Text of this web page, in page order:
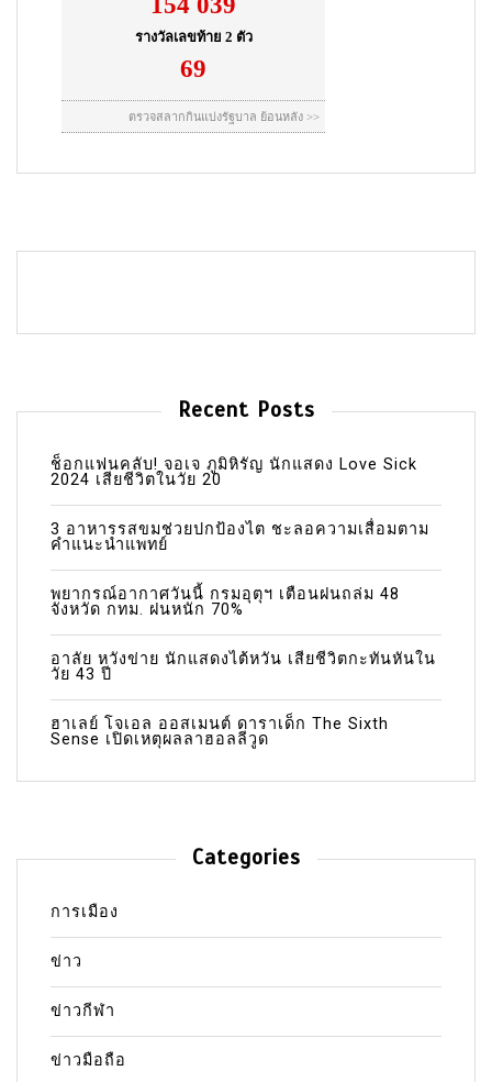
Recent Posts
ช็อกแฟนคลับ! จอเจ ภูมิหิรัญ นักแสดง Love Sick
2024 เสียชีวิตในวัย 20
3 อาหารรสขมช่วยปกป้องไต ชะลอความเสื่อมตาม
คำแนะนำแพทย์
พยากรณ์อากาศวันนี้ กรมอุตุฯ เตือนฝนถล่ม 48
จังหวัด กทม. ฝนหนัก 70%
อาลัย หวังข่าย นักแสดงไต้หวัน เสียชีวิตกะทันหันใน
วัย 43 ปี
ฮาเลย์ โจเอล ออสเมนต์ ดาราเด็ก The Sixth
Sense เปิดเหตุผลลาฮอลลีวูด
Categories
การเมือง
ข่าว
ข่าวกีฬา
ข่าวมือถือ